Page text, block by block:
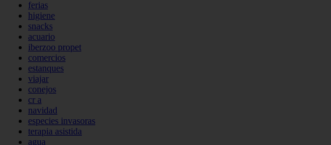
ferias
higiene
snacks
acuario
iberzoo propet
comercios
estanques
viajar
conejos
cr a
navidad
especies invasoras
terapia asistida
agua